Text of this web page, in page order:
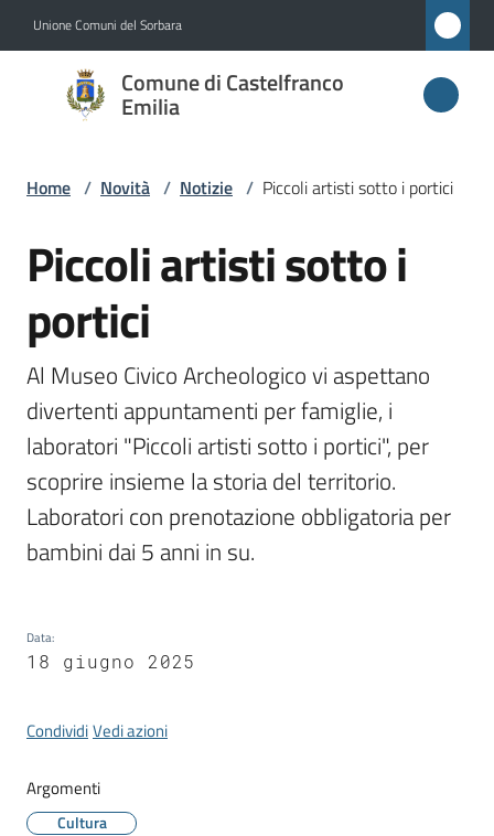
Unione Comuni del Sorbara
Comune di Castelfranco
Emilia
Comune di
Castelfranco
Menu selezionato
Vivere
Castelfranco
gli
argomenti...
su
Home / Novità / Notizie / Piccoli artisti sotto i portici
Salta al contenuto
Piccoli artisti sotto i
portici
Al Museo Civico Archeologico vi aspettano
divertenti appuntamenti per famiglie, i
laboratori "Piccoli artisti sotto i portici", per
scoprire insieme la storia del territorio.
Laboratori con prenotazione obbligatoria per
bambini dai 5 anni in su.
Data:
18 giugno 2025
CondividiVedi azioni
Argomenti
Cultura